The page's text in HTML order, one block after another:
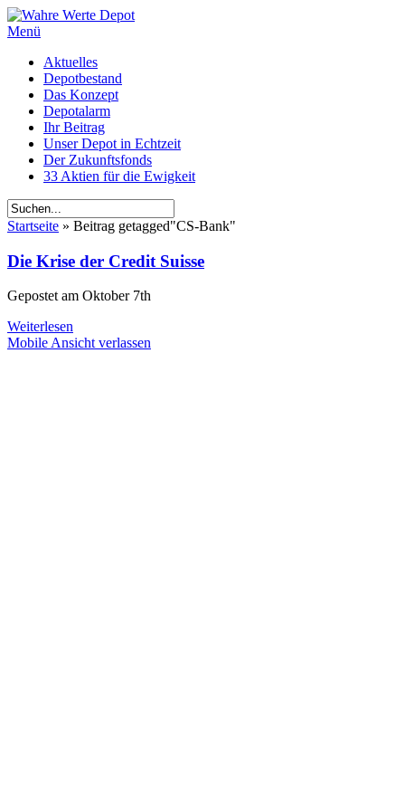
Menü
Aktuelles
Depotbestand
Das Konzept
Depotalarm
Ihr Beitrag
Unser Depot in Echtzeit
Der Zukunftsfonds
33 Aktien für die Ewigkeit
Startseite » Beitrag getagged"CS-Bank"
Die Krise der Credit Suisse
Gepostet am Oktober 7th
Weiterlesen
Mobile Ansicht verlassen